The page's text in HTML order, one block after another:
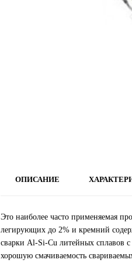
ОПИСАНИЕ
Это наиболее часто применяемая
легирующих до 2% и кремний
сварки Al-Si-Cu литейных сплавов
хорошую смачиваемость